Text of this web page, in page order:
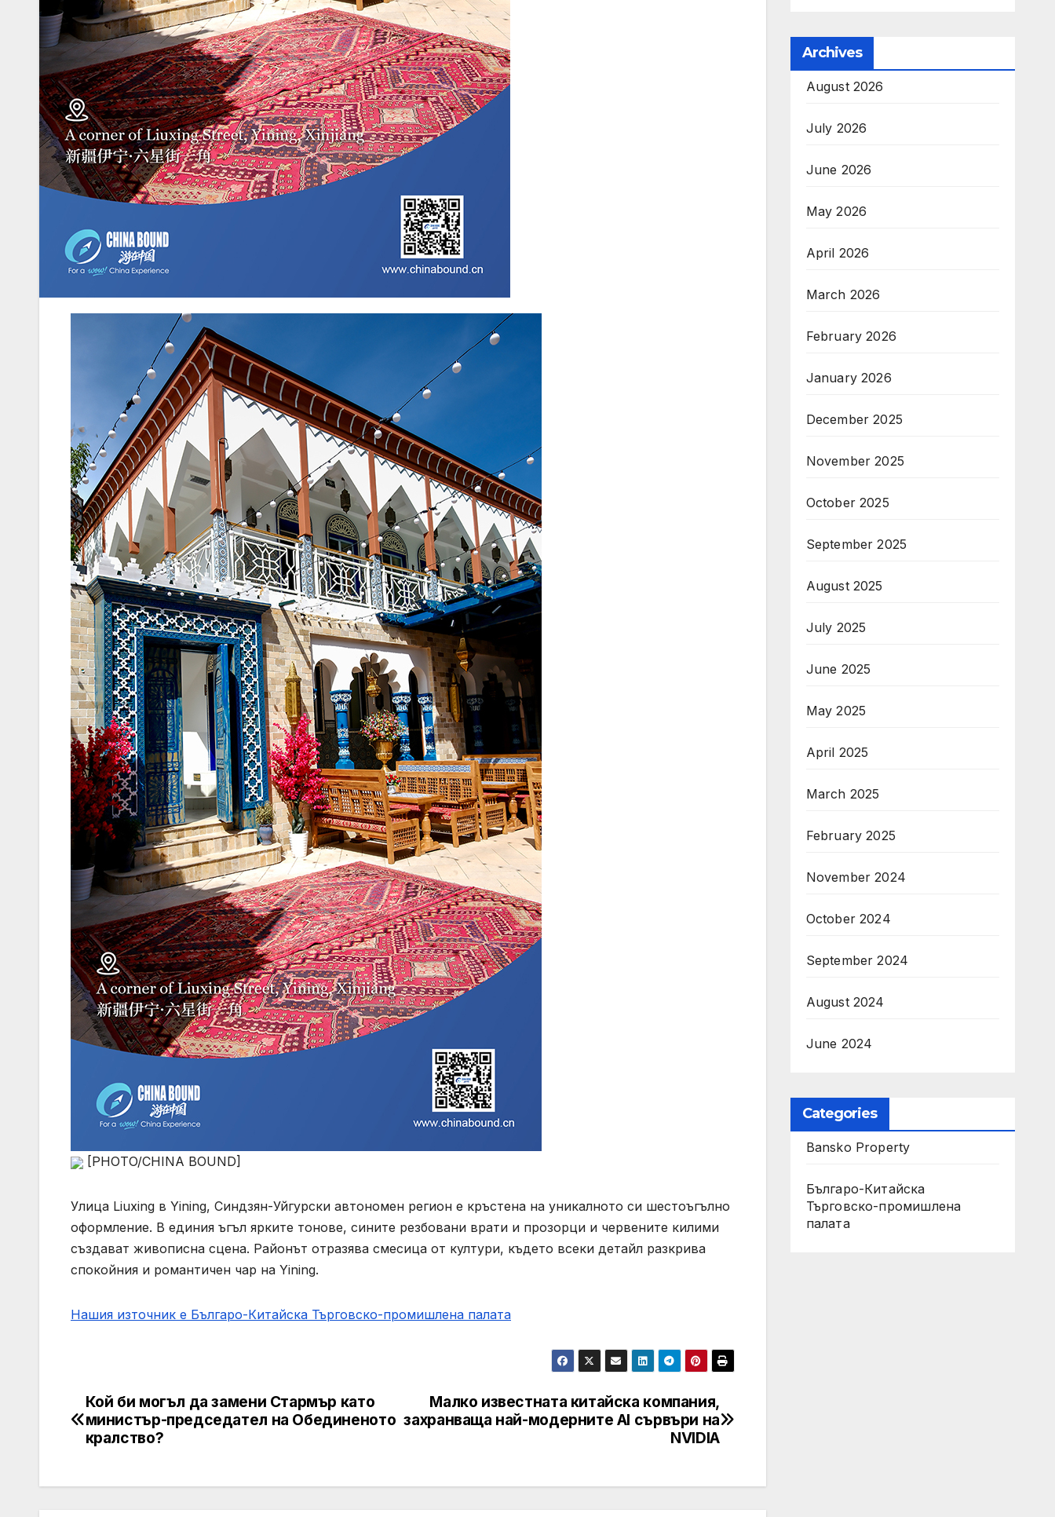
[PHOTO/CHINA BOUND]
Улица Liuxing в Yining, Синдзян-Уйгурски автономен регион е кръстена на уникалното си шестоъгълно
оформление. В единия ъгъл ярките тонове, сините резбовани врати и прозорци и червените килими
създават живописна сцена. Районът отразява смесица от култури, където всеки детайл разкрива
спокойния и романтичен чар на Yining.
Нашия източник е Българо-Китайска Търговско-промишлена палaта
Post
navigation
Малко известната китайска компания,
захранваща най-модерните AI сървъри на
NVIDIA
Кой би могъл да замени Стармър като
министър-председател на Обединеното
кралство?
Archives
August 2026
July 2026
June 2026
May 2026
April 2026
March 2026
February 2026
January 2026
December 2025
November 2025
October 2025
September 2025
August 2025
July 2025
June 2025
May 2025
April 2025
March 2025
February 2025
November 2024
October 2024
September 2024
August 2024
June 2024
Categories
Bansko Property
Българо-Китайска
Търговско-промишлена
палaта